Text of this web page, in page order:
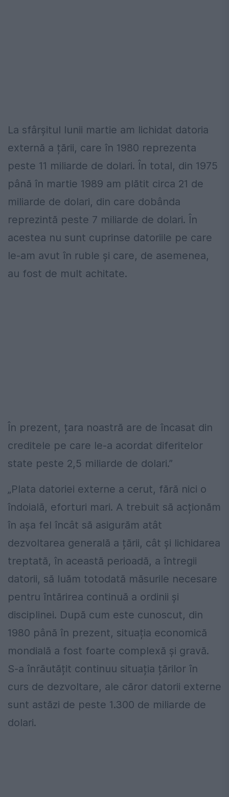
La sfârșitul lunii martie am lichidat datoria
externă a țării, care în 1980 reprezenta
peste 11 miliarde de dolari. În total, din 1975
până în martie 1989 am plătit circa 21 de
miliarde de dolari, din care dobânda
reprezintă peste 7 miliarde de dolari. În
acestea nu sunt cuprinse datoriile pe care
le-am avut în ruble și care, de asemenea,
au fost de mult achitate.
În prezent, țara noastră are de încasat din
creditele pe care le-a acordat diferitelor
state peste 2,5 miliarde de dolari.”
„Plata datoriei externe a cerut, fără nici o
îndoială, eforturi mari. A trebuit să acționăm
în așa fel încât să asigurăm atât
dezvoltarea generală a țării, cât și lichidarea
treptată, în această perioadă, a întregii
datorii, să luăm totodată măsurile necesare
pentru întărirea continuă a ordinii și
disciplinei. După cum este cunoscut, din
1980 până în prezent, situația economică
mondială a fost foarte complexă și gravă.
S-a înrăutățit continuu situația țărilor în
curs de dezvoltare, ale căror datorii externe
sunt astăzi de peste 1.300 de miliarde de
dolari.